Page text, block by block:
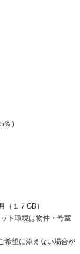
）
１７GB）
ト環境は物件・号室
希望に添えない場合が